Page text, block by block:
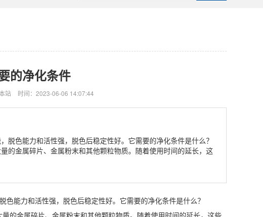
的净化条件
站 时间：2023-06-06 14:07:44
色能力和活性强，脱色后稳定性好。它需要的净化条件是什么？
的金属碎片、金属粉末和其他颗粒物质。随着使用时间的延长，这
能力和活性强，脱色后稳定性好。它需要的净化条件是什么？